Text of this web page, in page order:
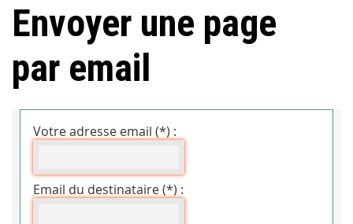
Envoyer une page
par email
Votre adresse email (*) :
Email du destinataire (*) :